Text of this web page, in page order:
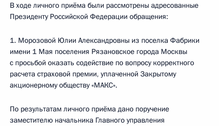
В ходе личного приёма были рассмотрены адресованные
Президенту Российской Федерации обращения:
1. Морозовой Юлии Александровны из поселка Фабрики
имени 1 Мая поселения Рязановское города Москвы
с просьбой оказать содействие по вопросу корректного
расчета страховой премии, уплаченной Закрытому
акционерному обществу «МАКС».
По результатам личного приёма дано поручение
заместителю начальника Главного управления